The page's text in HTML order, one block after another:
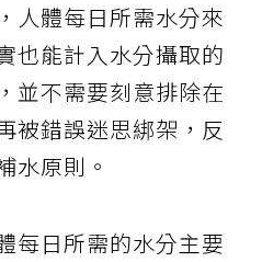
人體每日所需水分來
也能計入水分攝取的
並不需要刻意排除在
被錯誤迷思綁架，反
水原則。
每日所需的水分主要